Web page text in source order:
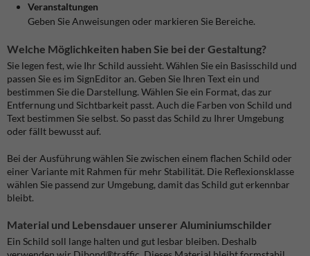
Veranstaltungen
Geben Sie Anweisungen oder markieren Sie Bereiche.
Welche Möglichkeiten haben Sie bei der Gestaltung?
Sie legen fest, wie Ihr Schild aussieht. Wählen Sie ein Basisschild und
passen Sie es im SignEditor an. Geben Sie Ihren Text ein und
bestimmen Sie die Darstellung. Wählen Sie ein Format, das zur
Entfernung und Sichtbarkeit passt. Auch die Farben von Schild und
Text bestimmen Sie selbst. So passt das Schild zu Ihrer Umgebung
oder fällt bewusst auf.
Bei der Ausführung wählen Sie zwischen einem flachen Schild oder
einer Variante mit Rahmen für mehr Stabilität. Die Reflexionsklasse
wählen Sie passend zur Umgebung, damit das Schild gut erkennbar
bleibt.
Material und Lebensdauer unserer Aluminiumschilder
Ein Schild soll lange halten und gut lesbar bleiben. Deshalb